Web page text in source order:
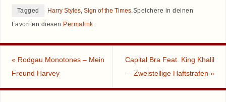
Tagged Harry Styles, Sign of the Times.Speichere in deinen
Favoriten diesen Permalink.
« Rodgau Monotones – Mein
Freund Harvey
Capital Bra Feat. King Khalil
– Zweistellige Haftstrafen»